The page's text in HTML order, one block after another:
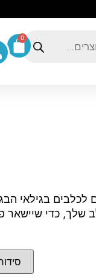
0
לכלבים בגילאי
שלך, כדי שיישאר